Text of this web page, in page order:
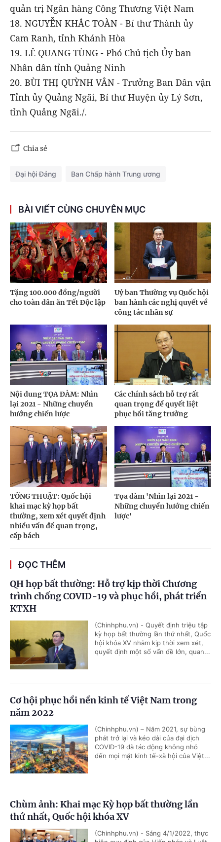
quản trị Ngân hàng Công Thương Việt Nam
18. NGUYỄN KHẮC TOÀN - Bí thư Thành ủy
Cam Ranh, tỉnh Khánh Hòa
19. LÊ QUANG TÙNG - Phó Chủ tịch Ủy ban
Nhân dân tỉnh Quảng Ninh
20. BÙI THỊ QUỲNH VÂN - Trưởng Ban Dân vận
Tỉnh ủy Quảng Ngãi, Bí thư Huyện ủy Lý Sơn,
tỉnh Quảng Ngãi./.
Chia sẻ
Đại hội Đảng Ban Chấp hành Trung ương
BÀI VIẾT CÙNG CHUYÊN MỤC
Tặng 100.000 đồng/người
cho toàn dân ăn Tết Độc lập
Uỷ ban Thường vụ Quốc hội
ban hành các nghị quyết về
công tác nhân sự
Nội dung TỌA ĐÀM: Nhìn
lại 2021 - Những chuyển
hướng chiến lược
Các chính sách hỗ trợ rất
quan trọng để quyết liệt
phục hồi tăng trưởng
TỔNG THUẬT: Quốc hội
khai mạc kỳ họp bất
thường, xem xét quyết định
nhiều vấn đề quan trọng,
cấp bách
Tọa đàm 'Nhìn lại 2021 -
Những chuyển hướng chiến
lược'
ĐỌC THÊM
QH họp bất thường: Hỗ trợ kịp thời Chương
trình chống COVID-19 và phục hồi, phát triển
KTXH
(Chinhphu.vn) - Quyết định triệu tập
kỳ họp bất thường lần thứ nhất, Quốc
hội khóa XV nhằm kịp thời xem xét,
quyết định một số vấn đề lớn, quan...
Cơ hội phục hồi nền kinh tế Việt Nam trong
năm 2022
(Chinhphu.vn) – Năm 2021, sự bùng
phát trở lại và kéo dài của đại dịch
COVID-19 đã tác động không nhỏ
đến mọi mặt kinh tế-xã hội của Việt...
Chùm ảnh: Khai mạc Kỳ họp bất thường lần
thứ nhất, Quốc hội khóa XV
(Chinhphu.vn) - Sáng 4/1/2022, thực